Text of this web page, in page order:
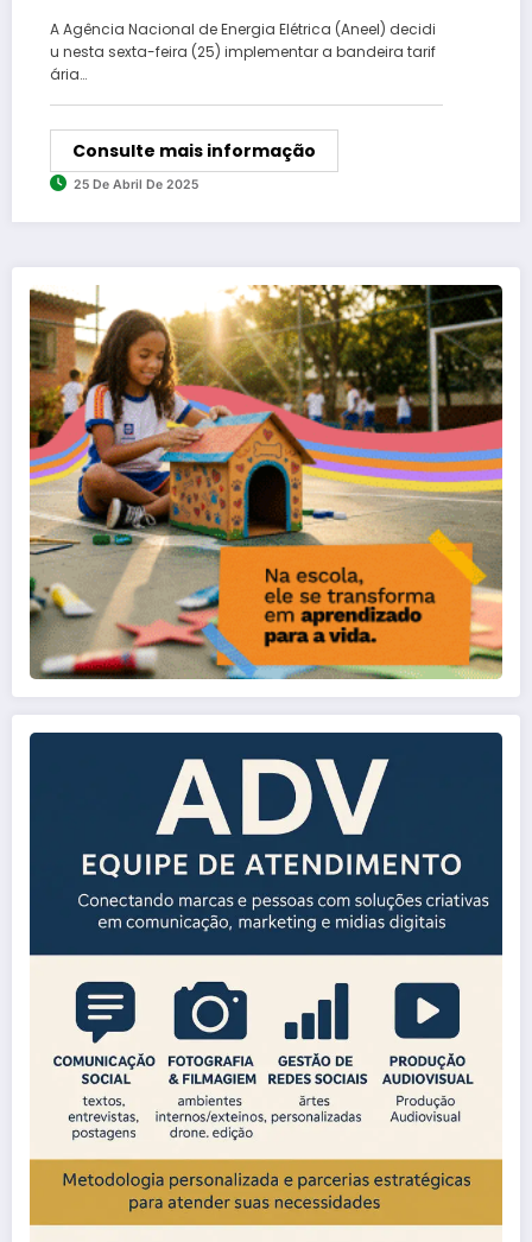
A Agência Nacional de Energia Elétrica (Aneel) decidi
u nesta sexta-feira (25) implementar a bandeira tarif
ária…
Consulte mais informação
25 De Abril De 2025